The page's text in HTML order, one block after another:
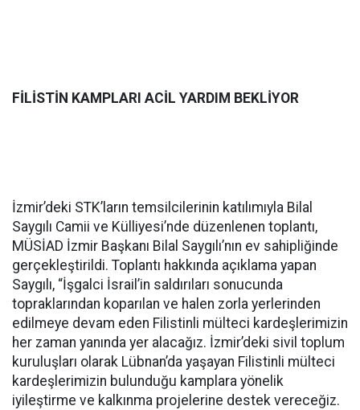
FİLİSTİN KAMPLARI ACİL YARDIM BEKLİYOR
İzmir’deki STK’ların temsilcilerinin katılımıyla Bilal
Saygılı Camii ve Külliyesi’nde düzenlenen toplantı,
MÜSİAD İzmir Başkanı Bilal Saygılı’nın ev sahipliğinde
gerçekleştirildi. Toplantı hakkında açıklama yapan
Saygılı, “İşgalci İsrail’in saldırıları sonucunda
topraklarından koparılan ve halen zorla yerlerinden
edilmeye devam eden Filistinli mülteci kardeşlerimizin
her zaman yanında yer alacağız. İzmir’deki sivil toplum
kuruluşları olarak Lübnan’da yaşayan Filistinli mülteci
kardeşlerimizin bulunduğu kamplara yönelik
iyileştirme ve kalkınma projelerine destek vereceğiz.